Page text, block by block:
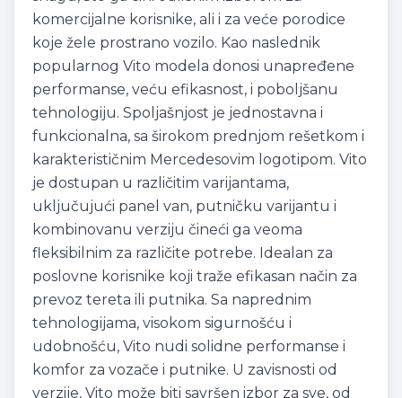
komercijalne korisnike, ali i za veće porodice
koje žele prostrano vozilo. Kao naslednik
popularnog Vito modela donosi unapređene
performanse, veću efikasnost, i poboljšanu
tehnologiju. Spoljašnjost je jednostavna i
funkcionalna, sa širokom prednjom rešetkom i
karakterističnim Mercedesovim logotipom. Vito
je dostupan u različitim varijantama,
uključujući panel van, putničku varijantu i
kombinovanu verziju čineći ga veoma
fleksibilnim za različite potrebe. Idealan za
poslovne korisnike koji traže efikasan način za
prevoz tereta ili putnika. Sa naprednim
tehnologijama, visokom sigurnošću i
udobnošću, Vito nudi solidne performanse i
komfor za vozače i putnike. U zavisnosti od
verzije, Vito može biti savršen izbor za sve, od